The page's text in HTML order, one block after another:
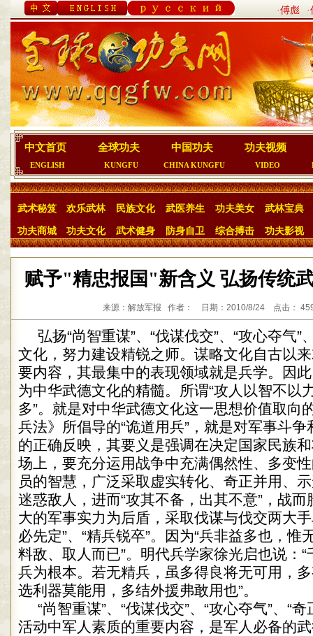
·傅彪
中文首页
ENGLISH
全球功夫
KUNGFU
中国功夫
CHINA KUNGFU
功夫视频
VIDEO
武术秘笈 欢乐武林 民族文化 武医养生 功夫美女 武林宝典
功夫商城 功夫文化 武术健身 防身自卫 综合搏击 功夫影视
赋予"精忠报国"新含义 弘扬传统
来源：解放军报 作者： 日期：2010/8/24 点击：
弘扬“尚智重谋”、“伐谋伐交”、“攻心夺气”
文化，努力建设精锐之师。谋略文化自古以
要内容，其最集中的表现领域就是兵学。因
为中华武德文化的精髓。所谓“攻人以智不以
多”。就是对中华武德文化这一思想价值取向
兵法》所倡导的“诡道用兵”，就是对军事斗
的正确反映，其要义是强调在决定国家民族
场上，要充分运用战争中充满偶然性、多变
员的智慧，广泛采取虚实转化、奇正并用、
迷惑敌人，进而“攻其不备，出其不意”，战
大的军事实力为后盾，采取伐谋与伐交两大
必先定”、“精兵锐卒”。因为“兵非益多也，惟
料敌、取人而已”。明代兵学家徐光启也说：
兵为根本。若无精兵，虽多得良将无可用，
选利器莫能用，多结外援弗敢用也”。
“尚智重谋”、“伐谋伐交”、“攻心夺气”、“
活动中军人素质的重要内容，是军人必备的